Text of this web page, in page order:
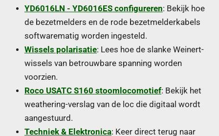
YD6016LN - YD6016ES configureren: Bekijk hoe
de bezetmelders en de rode bezetmelderkabels
softwarematig worden ingesteld.
Wissels polarisatie: Lees hoe de slanke Weinert-
wissels van betrouwbare spanning worden
voorzien.
Roco USATC S160 stoomlocomotief: Bekijk het
weathering-verslag van de loc die digitaal wordt
aangestuurd.
Techniek & Elektronica: Keer direct terug naar